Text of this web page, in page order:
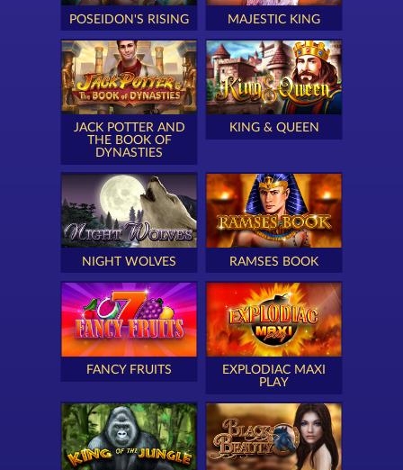
POSEIDON'S RISING MAJESTIC KING
JACK POTTER AND
THE BOOK OF
DYNASTIES
KING & QUEEN
NIGHT WOLVES RAMSES BOOK
FANCY FRUITS
EXPLODIAC MAXI
PLAY